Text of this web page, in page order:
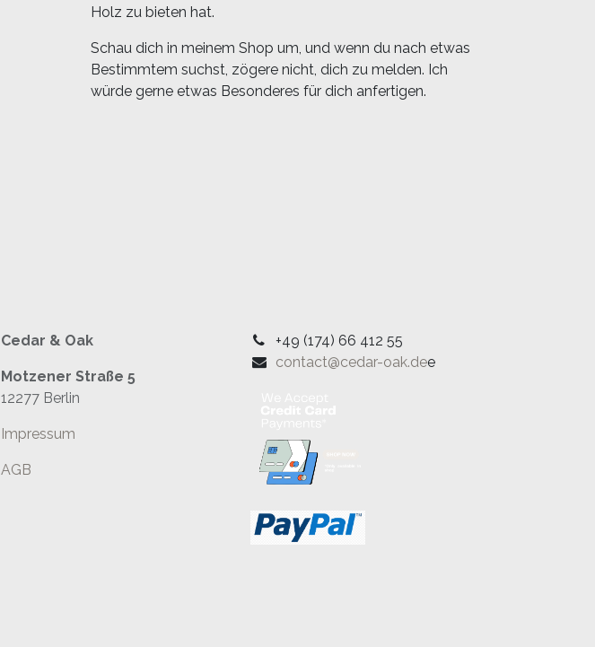
Holz zu bieten hat.
Schau dich in meinem Shop um, und wenn du nach etwas
Bestimmtem suchst, zögere nicht, dich zu melden. Ich
würde gerne etwas Besonderes für dich anfertigen.
Cedar & Oak
Motzener Straße 5
12277 Berlin
Impressum
AGB
+49 (174) 66 412 55
contact@cedar-oak.dee